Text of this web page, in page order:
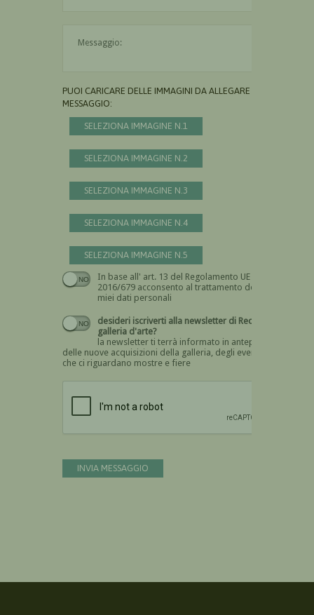
PUOI CARICARE DELLE IMMAGINI DA ALLEGARE AL
MESSAGGIO:
SELEZIONA IMMAGINE N.1
SELEZIONA IMMAGINE N.2
SELEZIONA IMMAGINE N.3
SELEZIONA IMMAGINE N.4
SELEZIONA IMMAGINE N.5
In base all' art. 13 del Regolamento UE n.
2016/679 acconsento al trattamento dei
miei dati personali
Devi dare il consenso
desideri iscriverti alla newsletter di Recta
galleria d'arte?
la newsletter ti terrà informato in anteprima
delle nuove acquisizioni della galleria, degli eventi
che ci riguardano mostre e fiere
INVIA MESSAGGIO